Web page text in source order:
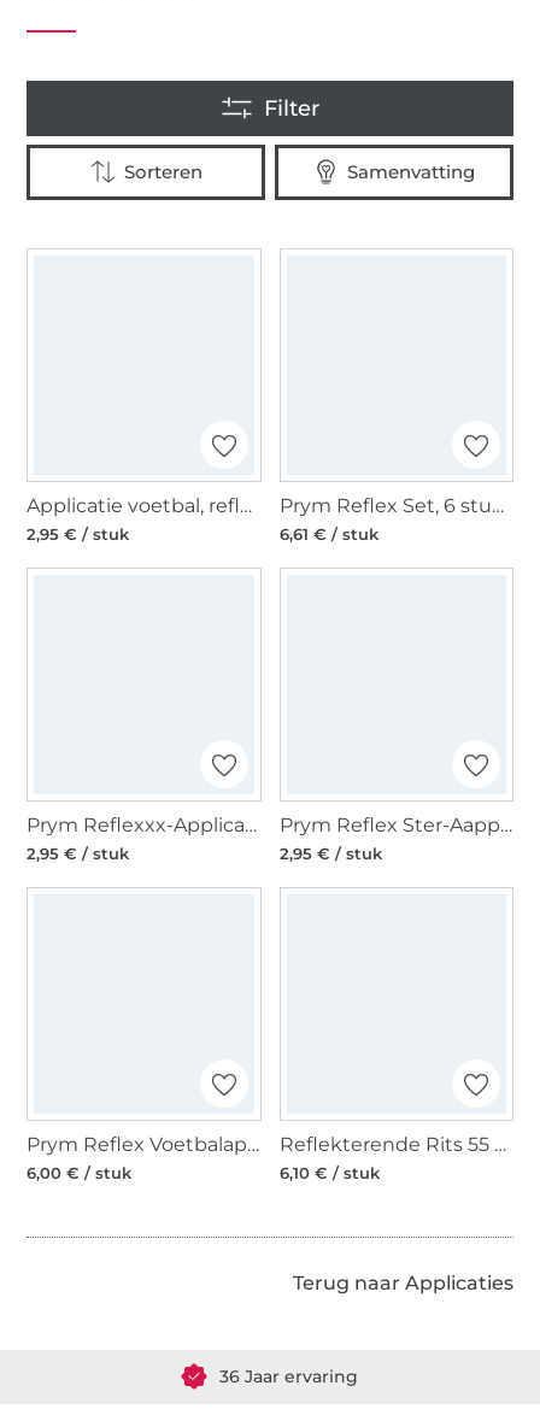
Applicatie voetbal, reflecterend, ø 4,5 cm
2,95 € / stuk
Prym Reflex Set, 6 stuks, zelfklevend
6,61 € / stuk
Prym Reflexxx-Applicatie, zelfklevend
2,95 € / stuk
Prym Reflex Ster-Aapplicatie, zelfklevend
2,95 € / stuk
Prym Reflex Voetbalapplicatie, zelfklevend
6,00 € / stuk
Reflekterende Rits 55 cm
6,10 € / stuk
Terug naar Applicaties